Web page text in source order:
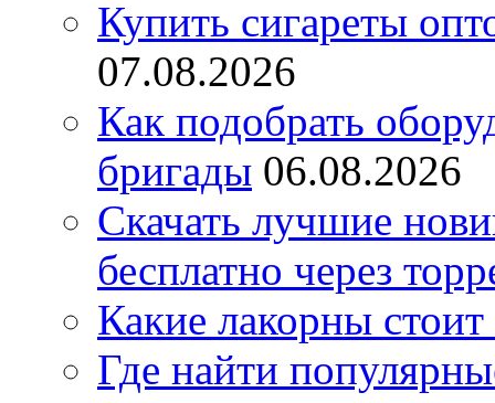
Купить сигареты
07.08.2026
Как подобрать
бригады 06.08.2026
Скачать лучшие
бесплатно через
Какие лакорны стоит
Где найти